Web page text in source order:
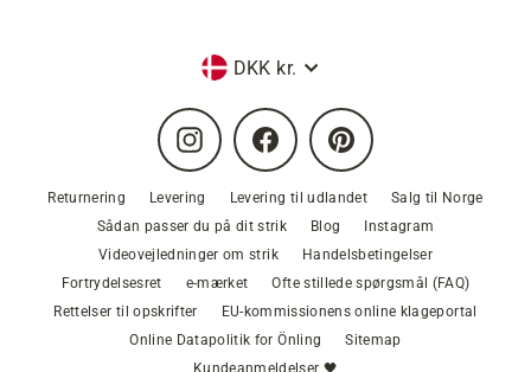
Valuta
DKK kr.
Instagram Facebook Pinterest
Returnering Levering Levering til udlandet
Salg til Norge
Sådan passer du på dit strik
Blog
Instagram
Videovejledninger om strik
Handelsbetingelser
Fortrydelsesret
e-mærket
Ofte stillede spørgsmål (FAQ)
Rettelser til opskrifter
EU-kommissionens online klageportal
Online Datapolitik for Önling
Sitemap